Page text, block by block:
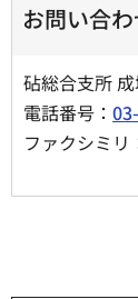
お問い合
砧総合支所
電話番号：
ファクシミ